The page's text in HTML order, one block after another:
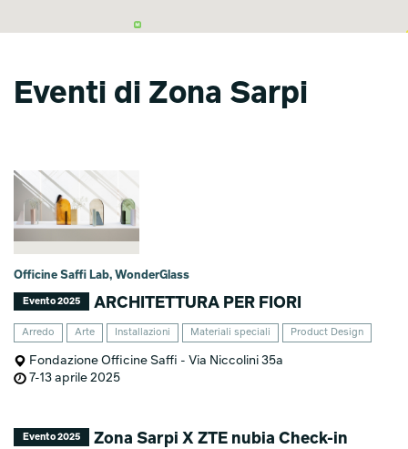
Eventi di Zona Sarpi
Officine Saffi Lab, WonderGlass
Evento 2025 ARCHITETTURA PER FIORI
Arredo Arte Installazioni Materiali speciali Product Design
Fondazione Officine Saffi - Via Niccolini 35a
7-13 aprile 2025
Evento 2025
Zona Sarpi X ZTE nubia Check-in